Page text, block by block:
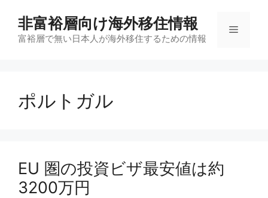
非富裕層向け海外移住情報
富裕層で無い日本人が海外移住するための情報
メ
ポルトガル
EU 圏の投資ビザ最安値は約
3200万円